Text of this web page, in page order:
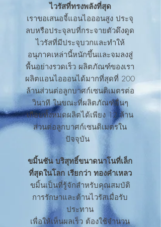
ไวรัสที่ทรงพลังที่สุด
เราขอเสนอจี้แอนไอออนสูง ประจุ
ลบหรือประจุลบที่กระจายตัวดึงดูด
ไวรัสที่มีประจุบวกและทำให้
อนุภาคเหล่านี้หนักขึ้นและจมลงสู่
พื้นอย่างรวดเร็ว ผลิตภัณฑ์ของเรา
ผลิตแอนไอออนได้มากที่สุดที่ 200
ล้านส่วนต่อลูกบาศก์เซนติเมตรต่อ
วินาที ในขณะที่ผลิตภัณฑ์อื่นๆ
เกือบทั้งหมดผลิตได้เพียง 12 ล้าน
ส่วนต่อลูกบาศก์เซนติเมตรใน
ปัจจุบัน
ขมิ้นชัน บริสุทธิ์ขนาดนาโนที่เล็ก
ที่สุดในโลก เรียกว่า ทองคำเหลว
ขมิ้นเป็นที่รู้จักสำหรับคุณสมบัติ
การรักษาและต้านไวรัสเมื่อรับ
ประทาน
เพื่อให้เห็นผลเร็ว ต้องใช้จำนวน